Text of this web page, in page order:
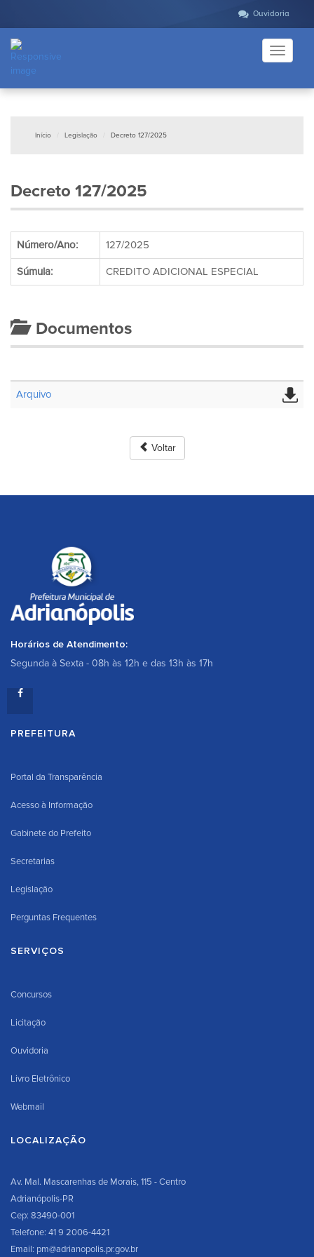
Ouvidoria
Toggle
Início Legislação Decreto 127/2025
Decreto 127/2025
Número/Ano: 127/2025
Súmula: CREDITO ADICIONAL ESPECIAL
Documentos
Arquivo
Voltar
Horários de Atendimento:
Segunda à Sexta - 08h às 12h e das 13h às 17h
PREFEITURA
Portal da Transparência
Acesso à Informação
Gabinete do Prefeito
Secretarias
Legislação
Perguntas Frequentes
SERVIÇOS
Concursos
Licitação
Ouvidoria
Livro Eletrônico
Webmail
LOCALIZAÇÃO
Av. Mal. Mascarenhas de Morais, 115 - Centro
Adrianópolis-PR
Cep: 83490-001
Telefone: 41 9 2006-4421
Email: pm@adrianopolis.pr.gov.br